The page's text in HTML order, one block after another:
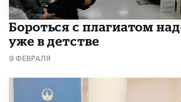
​Бороться с плагиатом
уже в детстве
9 ФЕВРАЛЯ